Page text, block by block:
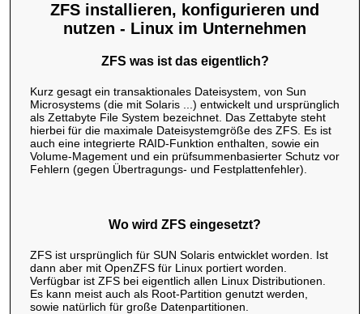
ZFS installieren, konfigurieren und
nutzen - Linux im Unternehmen
ZFS was ist das eigentlich?
Kurz gesagt ein transaktionales Dateisystem, von Sun
Microsystems (die mit Solaris ...) entwickelt und ursprünglich
als Zettabyte File System bezeichnet. Das Zettabyte steht
hierbei für die maximale Dateisystemgröße des ZFS. Es ist
auch eine integrierte RAID-Funktion enthalten, sowie ein
Volume-Magement und ein prüfsummenbasierter Schutz vor
Fehlern (gegen Übertragungs- und Festplattenfehler).
Wo wird ZFS eingesetzt?
ZFS ist ursprünglich für SUN Solaris entwicklet worden. Ist
dann aber mit OpenZFS für Linux portiert worden.
Verfügbar ist ZFS bei eigentlich allen Linux Distributionen.
Es kann meist auch als Root-Partition genutzt werden,
sowie natürlich für große Datenpartitionen.